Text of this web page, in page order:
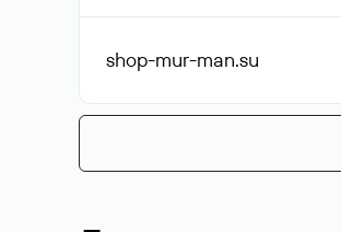
shop-mur-man.su